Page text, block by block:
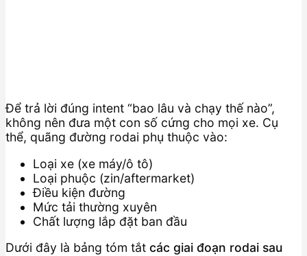
Để trả lời đúng intent “bao lâu và chạy thế nào”,
không nên đưa một con số cứng cho mọi xe. Cụ
thể, quãng đường rodai phụ thuộc vào:
Loại xe (xe máy/ô tô)
Loại phuộc (zin/aftermarket)
Điều kiện đường
Mức tải thường xuyên
Chất lượng lắp đặt ban đầu
Dưới đây là bảng tóm tắt các giai đoạn rodai sau